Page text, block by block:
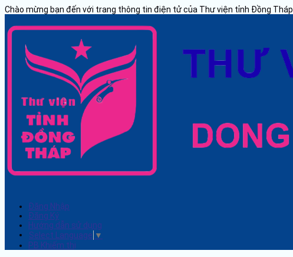
Chào mừng bạn đến với trang thông tin điện tử của Thư viện tỉnh Đồng Tháp
Đăng Nhập
Đăng Ký
Hướng dẫn sử dụng
Select Language ▼
PB Khiếm thị